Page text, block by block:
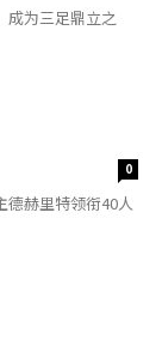
为三足鼎立之
0
德赫里特领衔40人